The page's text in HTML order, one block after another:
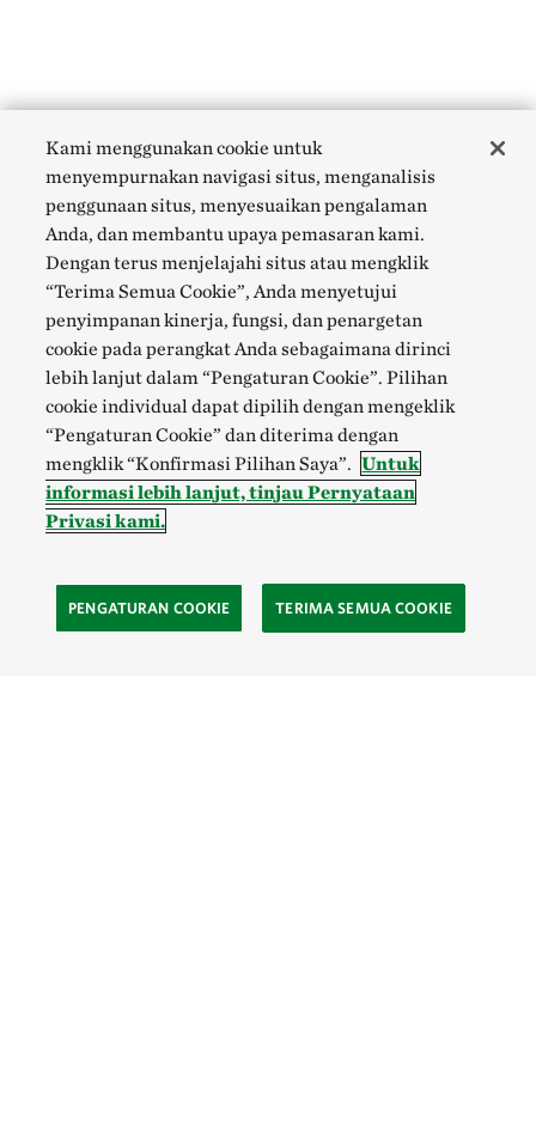
Kami menggunakan cookie untuk
menyempurnakan navigasi situs, menganalisis
penggunaan situs, menyesuaikan pengalaman
Anda, dan membantu upaya pemasaran kami.
Dengan terus menjelajahi situs atau mengklik
“Terima Semua Cookie”, Anda menyetujui
penyimpanan kinerja, fungsi, dan penargetan
cookie pada perangkat Anda sebagaimana dirinci
lebih lanjut dalam “Pengaturan Cookie”. Pilihan
cookie individual dapat dipilih dengan mengeklik
“Pengaturan Cookie” dan diterima dengan
mengklik “Konfirmasi Pilihan Saya”. Untuk
informasi lebih lanjut, tinjau Pernyataan
Privasi kami.
PENGATURAN COOKIE TERIMA SEMUA COOKIE